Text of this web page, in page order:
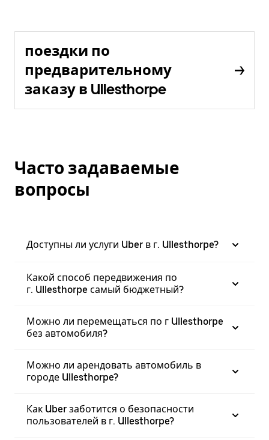
поездки по
предварительному
заказу в Ullesthorpe
Часто задаваемые
вопросы
Доступны ли услуги Uber в г. Ullesthorpe?
Какой способ передвижения по
г. Ullesthorpe самый бюджетный?
Можно ли перемещаться по г Ullesthorpe
без автомобиля?
Можно ли арендовать автомобиль в
городе Ullesthorpe?
Как Uber заботится о безопасности
пользователей в г. Ullesthorpe?